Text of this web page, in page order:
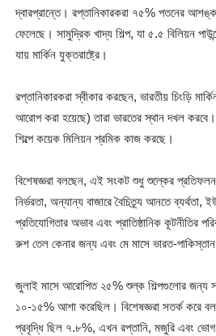
দ্বারপ্রান্তে। রপ্তানিকারকরা ৭৫% পতনের
ফেলেছে। সামুদ্রিক খাদ্য শিল্প, যা ৫.৫ বিলিয়ন
যায় মার্কিন যুক্তরাষ্ট্রে।
রপ্তানিকারকরা স্বীকার করছেন, ভারতীয় চিংড়ি
আরোপ করা হয়েছে) তারা ভারতের স্থান দখল
শিল্পে কয়েক মিলিয়ন শ্রমিক কাজ করছে।
বিশেষজ্ঞরা বলছেন, এই সংকট শুধু শুল্কের
নির্ভরতা, অন্যান্য বাজারে বৈচিত্র্য আনতে
প্রতিযোগিতার অভাব এবং প্রাতিষ্ঠানিক কূটনীতির
রুশ তেল কেনার জন্য এবং মে মাসে ভারত-পাকিস্তান
জুলাই মাসে আরোপিত ২৫% শুল্ক শিল্পগুলোর জন্য
১০-১৫% আশা করেছিল। বিশেষজ্ঞরা সতর্ক করে
প্রবৃদ্ধি ছিল ৭.৮%, এখন রপ্তানি, মজুরি এবং